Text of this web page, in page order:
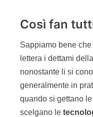
Così fan
Sappiamo bene
lettera i dettami
nonostante li si
generalmente in
quando si gettano
scelgano le